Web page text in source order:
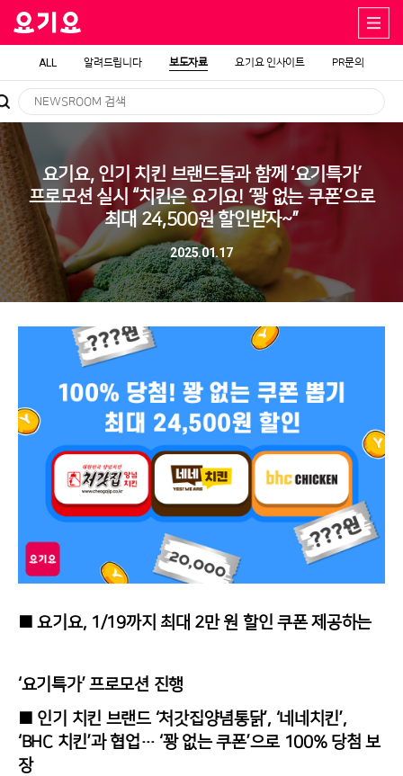
ALL 알려드립니다 보도자료 요기요 인사이트 PR문의
요기요, 인기 치킨 브랜드들과 함께 ‘요기특가’
프로모션 실시 “치킨은 요기요! ‘꽝 없는 쿠폰’으로
최대 24,500원 할인받자~”
2025.01.17
■요기요, 1/19까지 최대 2만 원 할인 쿠폰 제공하는
‘요기특가’ 프로모션 진행
■ 인기 치킨 브랜드 ‘처갓집양념통닭’, ‘네네치킨’,
‘BHC 치킨’과 협업… ‘꽝 없는 쿠폰’으로 100% 당첨 보
장